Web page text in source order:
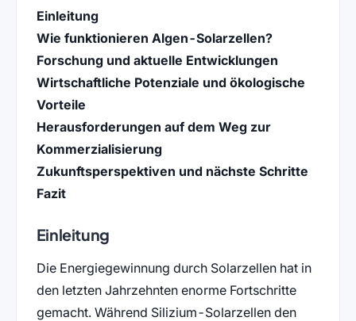
Einleitung
Wie funktionieren Algen-Solarzellen?
Forschung und aktuelle Entwicklungen
Wirtschaftliche Potenziale und ökologische
Vorteile
Herausforderungen auf dem Weg zur
Kommerzialisierung
Zukunftsperspektiven und nächste Schritte
Fazit
Einleitung
Die Energiegewinnung durch Solarzellen hat in
den letzten Jahrzehnten enorme Fortschritte
gemacht. Während Silizium-Solarzellen den